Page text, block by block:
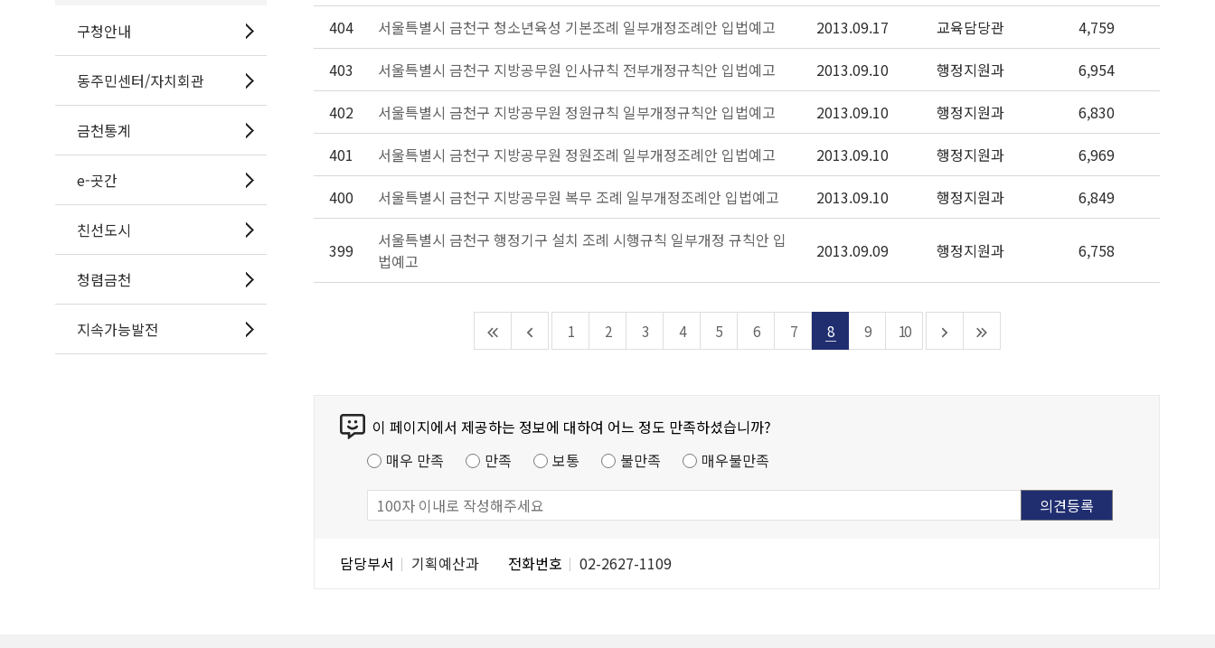
구청안내
동주민센터/자치회관
금천통계
e-곳간
친선도시
청렴금천
지속가능발전
404 서울특별시 금천구 청소년육성 기본조례 일부개정조례안 입법예고 2013.09.17 교육담당관
4,759
403
서울특별시 금천구 지방공무원 인사규칙 전부개정규칙안 입법예고 2013.09.10 행정지원과
6,954
402
서울특별시 금천구 지방공무원 정원규칙 일부개정규칙안 입법예고 2013.09.10 행정지원과
6,830
401
서울특별시 금천구 지방공무원 정원조례 일부개정조례안 입법예고 2013.09.10 행정지원과
6,969
400
서울특별시 금천구 지방공무원 복무 조례 일부개정조례안 입법예고 2013.09.10 행정지원과 6,849
399
서울특별시 금천구 행정기구 설치 조례 시행규칙 일부개정 규칙안 입
법예고
2013.09.09 행정지원과 6,758
1 2 3 4 5 6 7 8 9 10
이 페이지에서 제공하는 정보에 대하여 어느 정도 만족하셨습니까?
매우 만족
만족 보통 불만족 매우불만족
담당부서 기획예산과 전화번호 02-2627-1109